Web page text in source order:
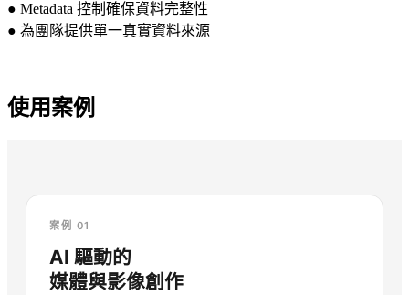
● Metadata 控制確保資料完整性
● 為團隊提供單一真實資料來源
使用案例
案例 01
AI 驅動的
媒體與影像創作